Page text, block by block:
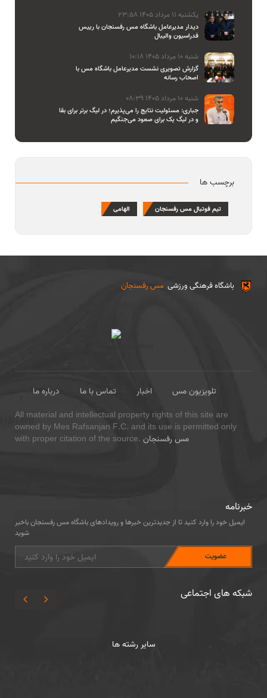
یکشنبه 11 مرداد 1405 23:58
دیدار مدیرعامل باشگاه مس رفسنجان با رییس
فدراسیون والیبال
شنبه 10 مرداد 1405 10:18
گزارش تصویری نشست مدیرعامل باشگاه مس با
اصحاب رسانه
شنبه 10 مرداد 1405 08:39
جباری: مسئولیت نتایج را می‌پذیرم؛ در لیگ برتر برای بقا
و در لیگ یک برای صعود می‌جنگیم
برچسب ها
تیم فوتبال مس رفسنجان الهامی
مس رفسنجان باشگاه فرهنگی ورزشی
درباره ما تماس با ما اخبار
تلویزیون مس
All material and intellectual property rights of this site are
owned by Mes Rafsanjan F.C. and its use is permitted only
with proper citation of the source. مس رفسنجان
خبرنامه
ایمیل خود را وارد کنید تا از جدیدترین خبرها و رویدادهای باشگاه مس رفسنجان باخبر
شوید
شبکه های اجتماعی
سایر رشته ها